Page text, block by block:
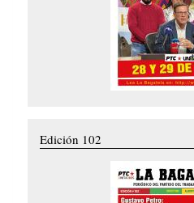
Edición 102